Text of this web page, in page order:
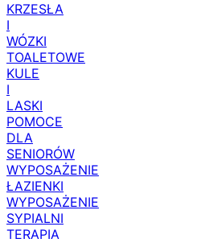
KRZESŁA
I
WÓZKI
TOALETOWE
KULE
I
LASKI
POMOCE
DLA
SENIORÓW
WYPOSAŻENIE
ŁAZIENKI
WYPOSAŻENIE
SYPIALNI
TERAPIA